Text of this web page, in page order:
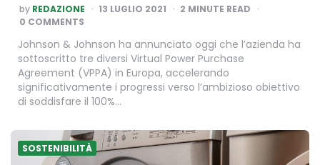
POSTED
BY
by REDAZIONE 13 LUGLIO 2021 2 MINUTE READ
0 COMMENTS
Johnson & Johnson ha annunciato oggi che l’azienda ha
sottoscritto tre diversi Virtual Power Purchase
Agreement (VPPA) in Europa, accelerando
significativamente i progressi verso l’ambizioso obiettivo
di soddisfare il 100%…
SOSTENIBILITÀ